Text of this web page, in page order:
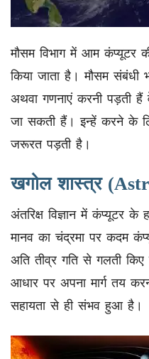
मौसम विभाग में आम कंप्यूटर
किया जाता है। मौसम संबंधी
अथवा गणनाएं करनी पड़ती
जा सकती हैं। इन्हें करने के
जरूरत पड़ती है।
खगोल शास्त्र
अंतरिक्ष विज्ञान में कंप्यूटर के
मानव का चंद्रमा पर कदम
अति तीव्र गति से गलती
आधार पर अपना मार्ग तय
सहायता से ही संभव हुआ है।